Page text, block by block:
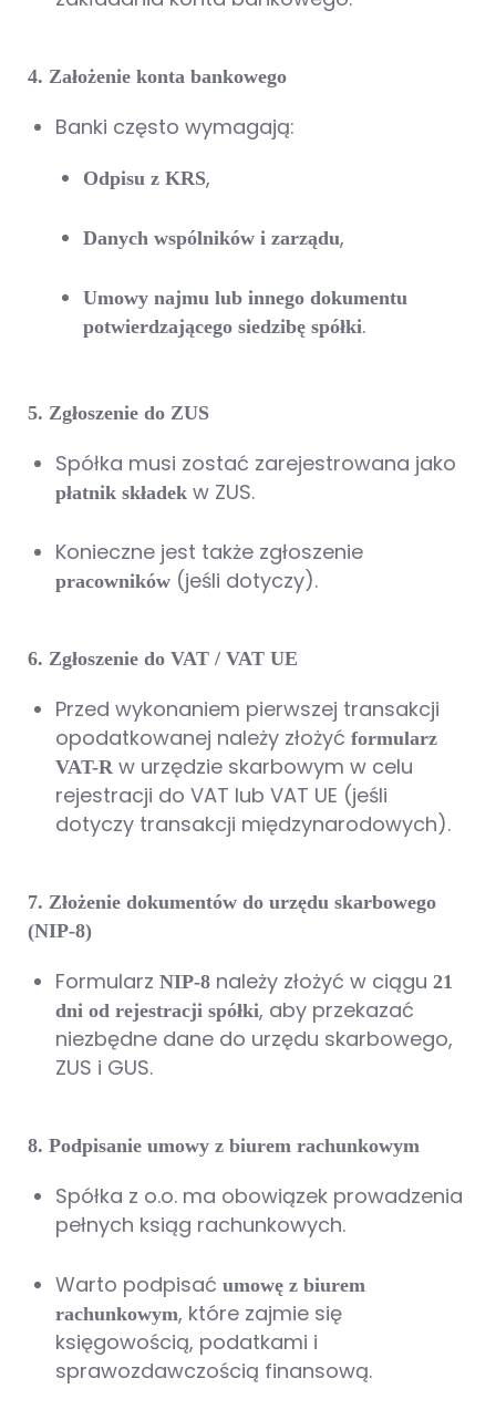
4. Założenie konta bankowego
Banki często wymagają:
Odpisu z KRS,
Danych wspólników i zarządu,
Umowy najmu lub innego dokumentu
potwierdzającego siedzibę spółki.
5. Zgłoszenie do ZUS
Spółka musi zostać zarejestrowana jako
płatnik składek w ZUS.
Konieczne jest także zgłoszenie
pracowników (jeśli dotyczy).
6. Zgłoszenie do VAT / VAT UE
Przed wykonaniem pierwszej transakcji
opodatkowanej należy złożyć formularz
VAT-R w urzędzie skarbowym w celu
rejestracji do VAT lub VAT UE (jeśli
dotyczy transakcji międzynarodowych).
7. Złożenie dokumentów do urzędu skarbowego
(NIP-8)
Formularz NIP-8 należy złożyć w ciągu 21
dni od rejestracji spółki, aby przekazać
niezbędne dane do urzędu skarbowego,
ZUS i GUS.
8. Podpisanie umowy z biurem rachunkowym
Spółka z o.o. ma obowiązek prowadzenia
pełnych ksiąg rachunkowych.
Warto podpisać umowę z biurem
rachunkowym, które zajmie się
księgowością, podatkami i
sprawozdawczością finansową.